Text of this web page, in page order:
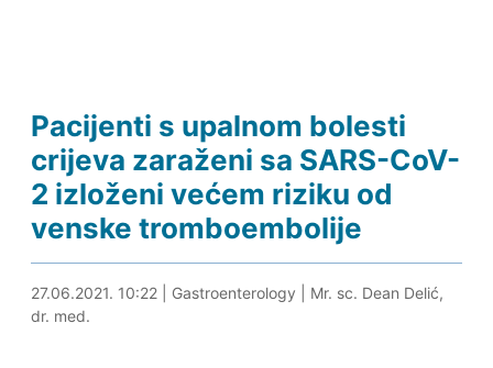
Pacijenti s upalnom bolesti
crijeva zaraženi sa SARS-CoV-
2 izloženi većem riziku od
venske tromboembolije
27.06.2021. 10:40
27.06.2021. 10:22| Gastroenterology
Mr. sc. Dean Delić,
dr. med.